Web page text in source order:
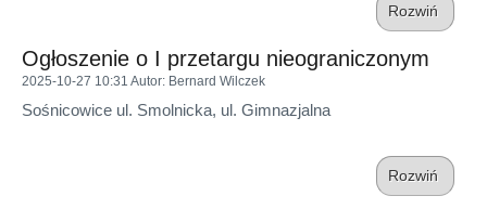
Rozwiń
Ogłoszenie o I przetargu nieograniczonym
2025-10-27 10:31 Autor: Bernard Wilczek
Sośnicowice ul. Smolnicka, ul. Gimnazjalna
Rozwiń